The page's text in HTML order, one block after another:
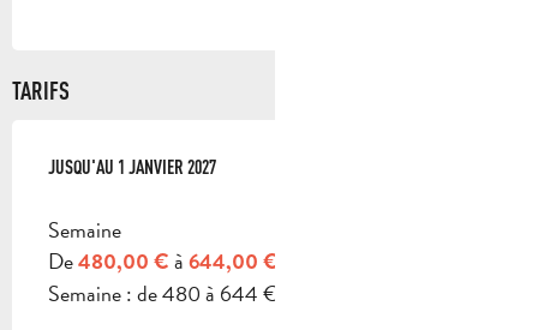
TARIFS
DU3 JANVIER 2026AU1 JANVIER 2027
JUSQU'AU 1 JANVIER 2027
Semaine
De480,00 € à 644,00 €
Semaine : de 480 à 644 €.